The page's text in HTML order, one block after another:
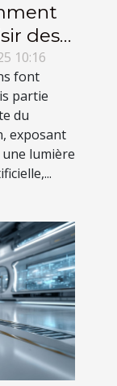
des
anti
bleue
à
?
10:16
font
partie
du
exposant
lumière